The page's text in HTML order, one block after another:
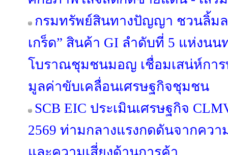
กรมทรัพย์สินทางปัญญา ชวนลิ้มล
เกร็ด” สินค้า GI ลำดับที่ 5 แห่งน
โบราณชุมชนมอญ เชื่อมเสน่ห์การท่
มูลค่าขับเคลื่อนเศรษฐกิจชุมชน
SCB EIC ประเมินเศรษฐกิจ
2569 ท่ามกลางแรงกดดันจากคว
และความเสี่ยงด้านการค้า